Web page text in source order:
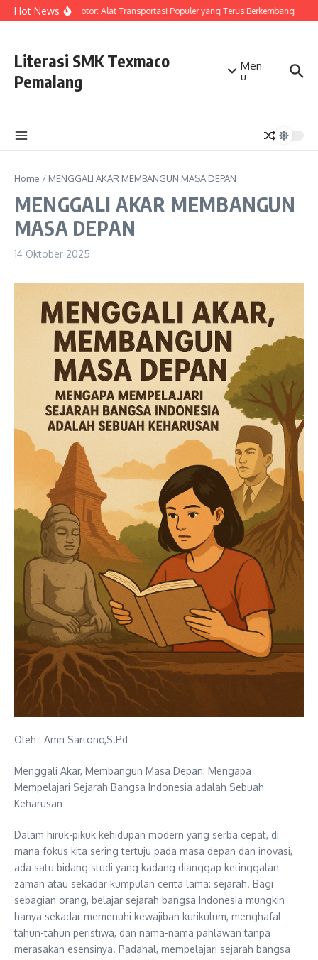
Lewati ke konten
Hot NewsSepeda Motor: Alat Transportasi Populer yang Terus Berkembang
Literasi SMK Texmaco
Pemalang
Men
u
Home / MENGGALI AKAR MEMBANGUN MASA DEPAN
MENGGALI AKAR MEMBANGUN
MASA DEPAN
14 Oktober 2025
Oleh : Amri Sartono,S.Pd
Menggali Akar, Membangun Masa Depan: Mengapa
Mempelajari Sejarah Bangsa Indonesia adalah Sebuah
Keharusan
Dalam hiruk-pikuk kehidupan modern yang serba cepat, di
mana fokus kita sering tertuju pada masa depan dan inovasi,
ada satu bidang studi yang kadang dianggap ketinggalan
zaman atau sekadar kumpulan cerita lama: sejarah. Bagi
sebagian orang, belajar sejarah bangsa Indonesia mungkin
hanya sekadar memenuhi kewajiban kurikulum, menghafal
tahun-tahun peristiwa, dan nama-nama pahlawan tanpa
merasakan esensinya. Padahal, mempelajari sejarah bangsa